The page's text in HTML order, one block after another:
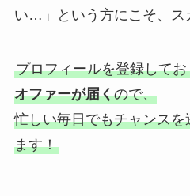
い…」という方にこそ、ス
プロフィールを登録して
オファーが届くので、
忙しい毎日でもチャンス
ます！